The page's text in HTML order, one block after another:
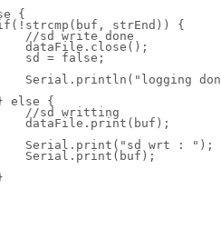
{
strEnd)) {
done
{
wrt : ");